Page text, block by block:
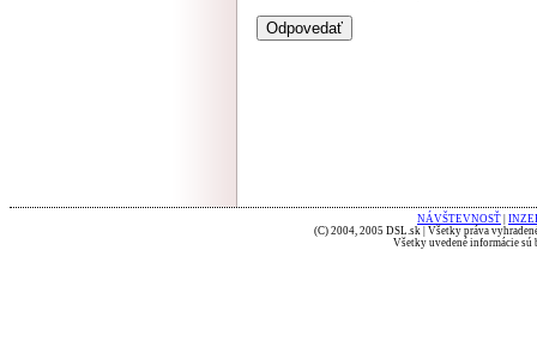
NÁVŠTEVNOSŤ
(C) 2004, 2005 DSL.sk | Všetky práva
Všetky uvedené informácie sú